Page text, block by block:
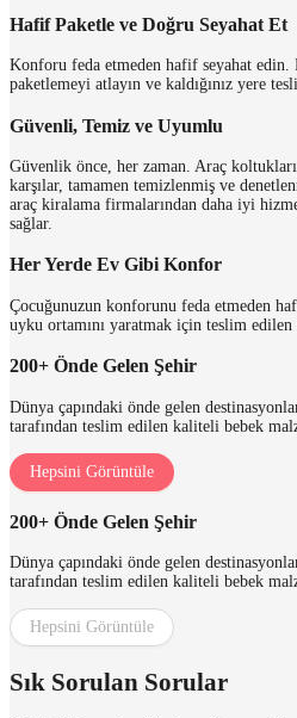
Hafif Paketle ve Doğru Seyahat Et
Konforu feda etmeden hafif seyahat edin.
paketlemeyi atlayın ve kaldığınız yere
Güvenli, Temiz ve Uyumlu
Güvenlik önce, her zaman. Araç
karşılar, tamamen temizlenmiş ve
araç kiralama firmalarından daha iyi
sağlar.
Her Yerde Ev Gibi Konfor
Çocuğunuzun konforunu feda etmeden
uyku ortamını yaratmak için teslim
200+ Önde Gelen Şehir
Dünya çapındaki önde gelen
tarafından teslim edilen kaliteli bebek
Hepsini Görüntüle
200+ Önde Gelen Şehir
Dünya çapındaki önde gelen
tarafından teslim edilen kaliteli bebek
Hepsini Görüntüle
Sık Sorulan Sorular